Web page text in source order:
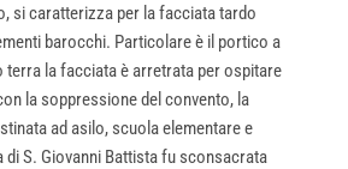
si caratterizza per la facciata tardo
barocchi. Particolare è il portico a
terra la facciata è arretrata per ospitare
la soppressione del convento, la
ad asilo, scuola elementare e
di S. Giovanni Battista fu sconsacrata